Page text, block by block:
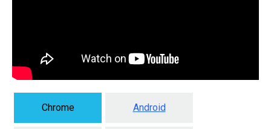
Chrome Android